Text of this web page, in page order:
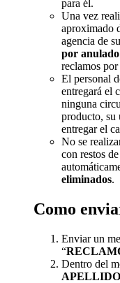
para él.
Una vez
aproximado
agencia de
por anulado
reclamos
El personal
entregará el
ninguna
producto, su
entregar el
No se
con restos
eliminados.
Como
Enviar un
“
Dentro del
APELLIDO